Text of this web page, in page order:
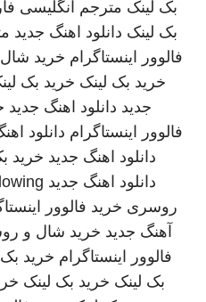
بک لینک مترجم انگلیسی
بک لینک دانلود اهنگ جدید
فالوور اینستاگرام خرید
خرید بک لینک خرید بک
جدید دانلود اهنگ جدید
فالوور اینستاگرام دانلود
دانلود اهنگ جدید خرید
دانلود اهنگ جدید
روسری خرید فالوور
آهنگ جدید خرید شال و
فالوور اینستاگرام خرید
بک لینک خرید بک لینک